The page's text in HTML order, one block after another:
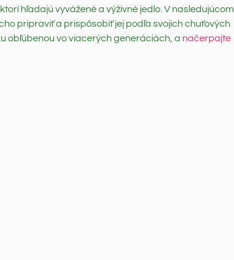
hľadajú vyvážené a výživné jedlo. V nasledujúcom
pripraviť a prispôsobiť jej podľa svojich chuťových
obľúbenou vo viacerých generáciách, a načerpajte